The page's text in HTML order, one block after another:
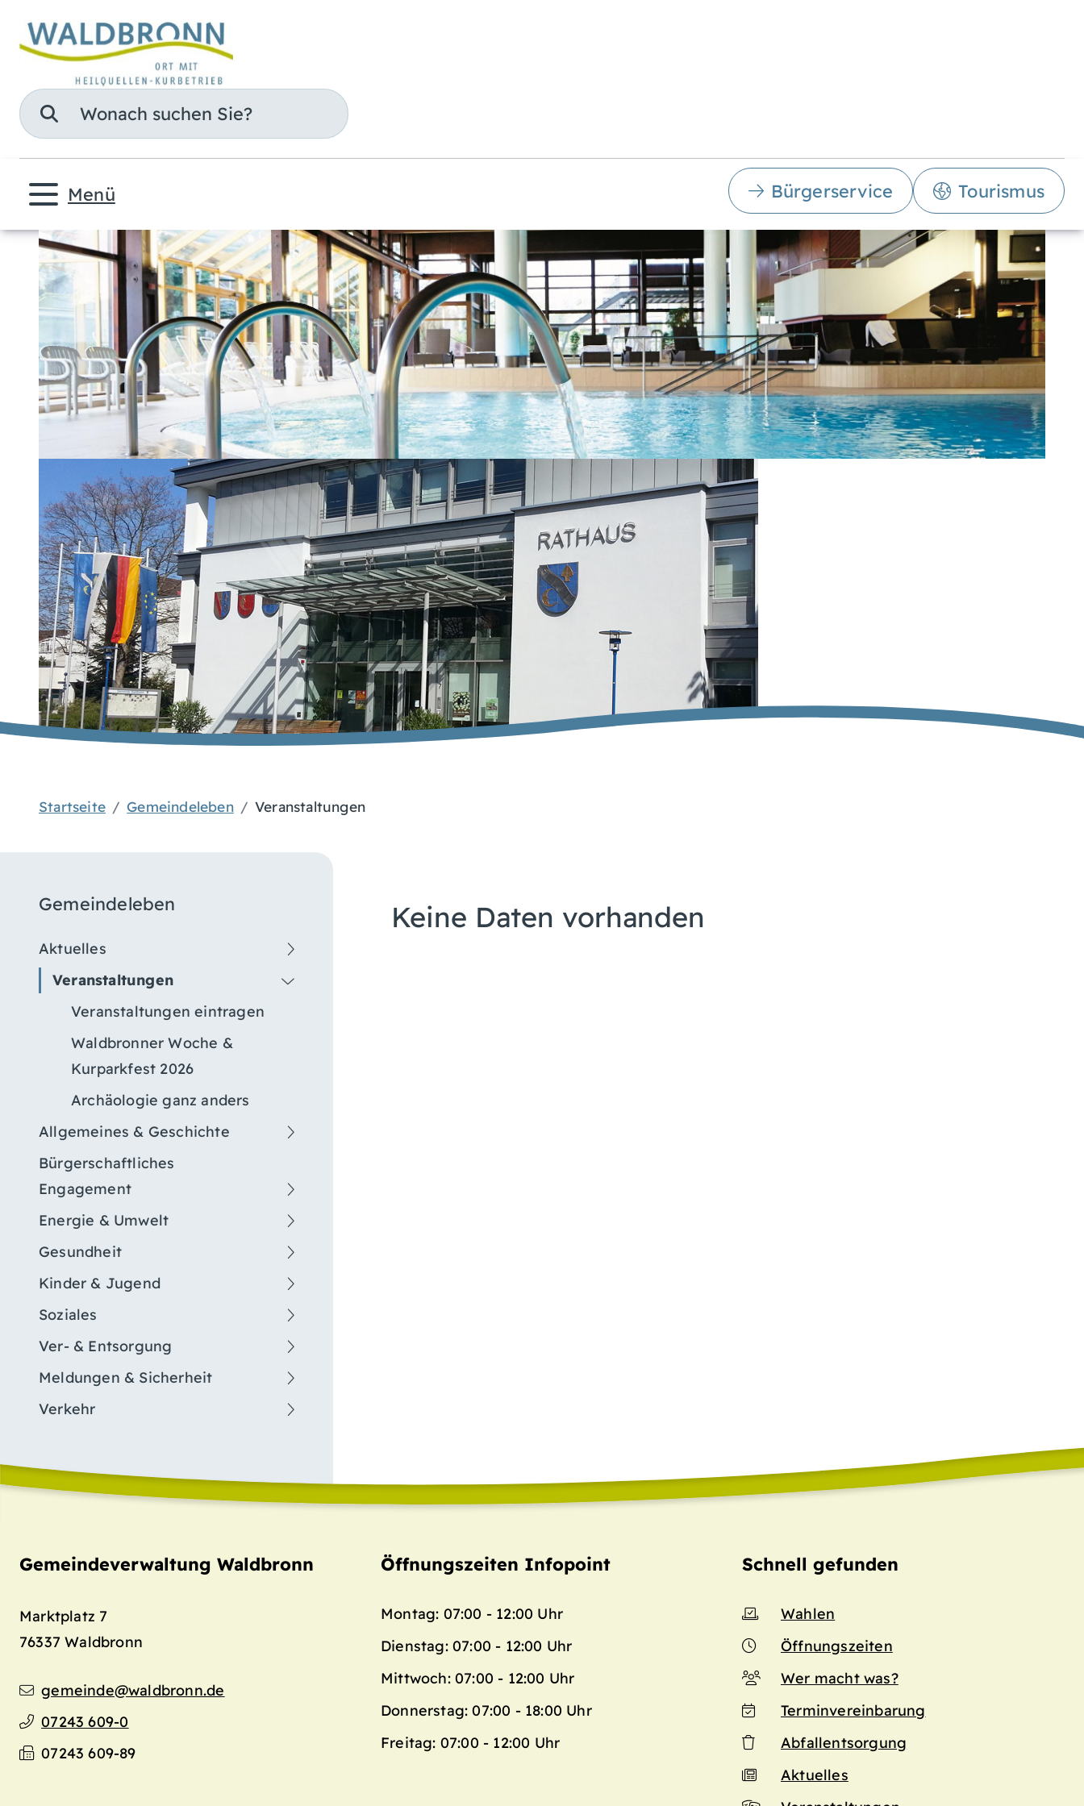
Suche
Menü Bürgerservice Tourismus
Startseite Gemeindeleben Veranstaltungen
Gemeindeleben
Aktuelles
Veranstaltungen
Veranstaltungen eintragen
Waldbronner Woche &
Kurparkfest 2026
Archäologie ganz anders
Allgemeines & Geschichte
Bürgerschaftliches
Engagement
Energie & Umwelt
Gesundheit
Kinder & Jugend
Soziales
Ver- & Entsorgung
Meldungen & Sicherheit
Verkehr
Keine Daten vorhanden
Gemeindeverwaltung Waldbronn
Marktplatz 7
76337 Waldbronn
gemeinde@waldbronn.de
07243 609-0
07243 609-89
Öffnungszeiten Infopoint
Montag: 07:00 - 12:00 Uhr
Dienstag: 07:00 - 12:00 Uhr
Mittwoch: 07:00 - 12:00 Uhr
Donnerstag: 07:00 - 18:00 Uhr
Freitag: 07:00 - 12:00 Uhr
Schnell gefunden
Wahlen
Öffnungszeiten
Wer macht was?
Terminvereinbarung
Abfallentsorgung
Aktuelles